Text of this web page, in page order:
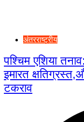
अंतरराष्ट्रीय
पश्चिम एशिया
इमारत
टकराव